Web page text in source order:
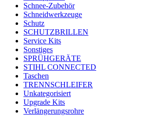
Schnee-Zubehör
Schneidwerkzeuge
Schutz
SCHUTZBRILLEN
Service Kits
Sonstiges
SPRÜHGERÄTE
STIHL CONNECTED
Taschen
TRENNSCHLEIFER
Unkategorisiert
Upgrade Kits
Verlängerungsrohre